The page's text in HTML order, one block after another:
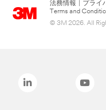
法務情報 プライ
Terms and
© 3M 2026. All